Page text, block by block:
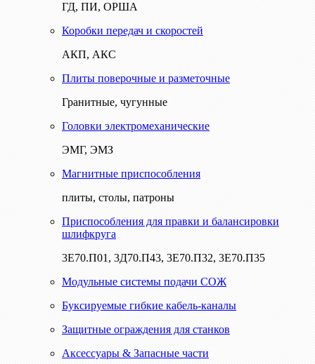
ГД, ПИ, ОРША
Коробки передач и скоростей
АКП, АКС
Плиты поверочные и разметочные
Гранитные, чугунные
Головки электромеханические
ЭМГ, ЭМЗ
Магнитные приспособления
плиты, столы, патроны
Приспособления для правки и балансировки
шлифкруга
3Е70.П01, 3Д70.П43, 3Е70.П32, 3Е70.П35
Модульные системы подачи СОЖ
Буксируемые гибкие кабель-каналы
Защитные ограждения для станков
Аксессуары & Запасные части